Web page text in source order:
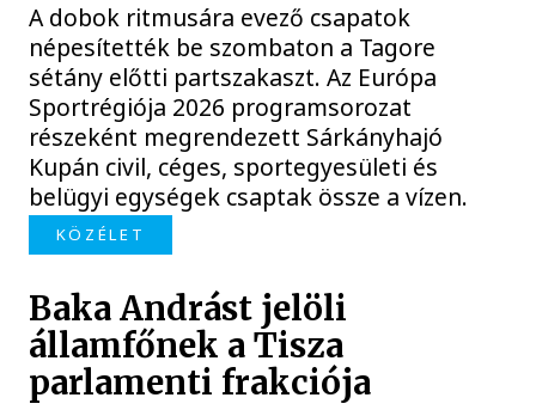
A dobok ritmusára evező csapatok
népesítették be szombaton a Tagore
sétány előtti partszakaszt. Az Európa
Sportrégiója 2026 programsorozat
részeként megrendezett Sárkányhajó
Kupán civil, céges, sportegyesületi és
belügyi egységek csaptak össze a vízen.
KÖZÉLET
Baka Andrást jelöli
államfőnek a Tisza
parlamenti frakciója